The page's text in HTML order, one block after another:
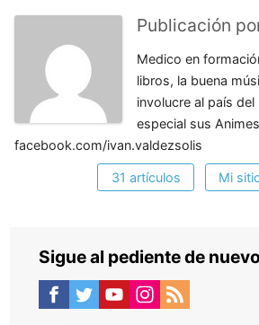
Publicación
Medico en
libros, la buena
involucre al país
especial sus
facebook.com/ivan.valdezsolis
31 artículos Mi
Sigue al pediente de